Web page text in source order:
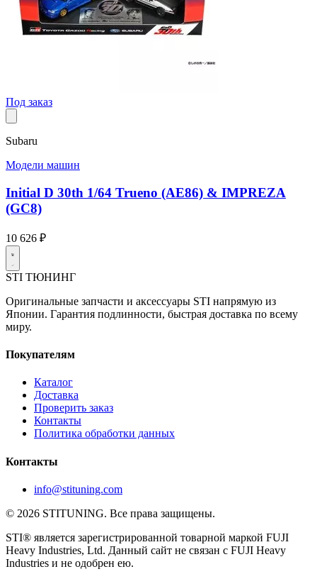
Под заказ
Subaru
Модели машин
Initial D 30th 1/64 Trueno (AE86) & IMPREZA
(GC8)
10 626 ₽
STI ТЮНИНГ
Оригинальные запчасти и аксессуары STI напрямую из
Японии. Гарантия подлинности, быстрая доставка по всему
миру.
Покупателям
Каталог
Доставка
Проверить заказ
Контакты
Политика обработки данных
Контакты
info@stituning.com
© 2026 STITUNING. Все права защищены.
STI® является зарегистрированной товарной маркой FUJI
Heavy Industries, Ltd. Данный сайт не связан с FUJI Heavy
Industries и не одобрен ею.